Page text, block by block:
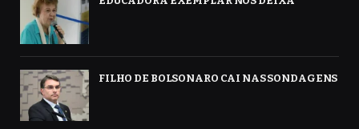
FILHO DE BOLSONARO CAI NAS SONDAGENS